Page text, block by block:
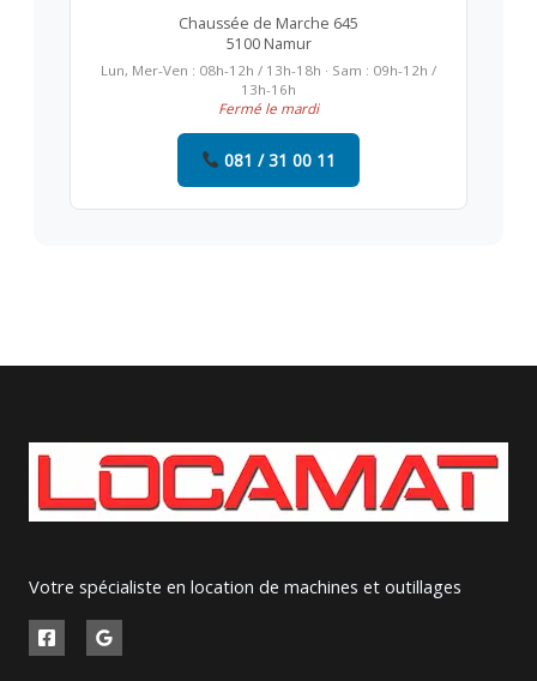
Chaussée de Marche 645
5100 Namur
Lun, Mer-Ven : 08h-12h / 13h-18h · Sam : 09h-12h /
13h-16h
Fermé le mardi
081 / 31 00 11
Votre spécialiste en location de machines et outillages